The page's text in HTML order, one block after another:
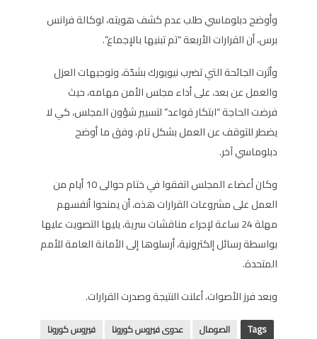
وأوضح دبلوماسي طلب عدم كشف هويته، لوكالة فرانس
برس، أن القرارات الأربعة “تم تبنيها بالإجماع”.
وأثرت الجائحة التي تضرب نيويورك بشدّة، وتوجيهات العزل
والعمل عن بعد، على أداء مجلس الأمن مهامه، حيث
فرضت الحاجة “ابتكار قواعد” لتسيير شؤون المجلس، كي لا
يضطر للتوقف عن العمل بشكل تام، وفق ما أوضح
دبلوماسي آخر.
وكان أعضاء المجلس اتفقوا في ختام حوالى 10 أيام من
العمل على مشروعات القرارات هذه، أن يمنحوا أنفسهم
مهلة 24 ساعة لإجراء مناقشات سرية، يليها التصويت عليها
بواسطة رسائل إلكترونية، أرسلوها إلى الأمانة العامة للأمم
المتحدة.
وبعد فرز الأصوات، أعلنت النتيجة وصدرت القرارات.
Tags الصومال عدوى فيروس كورونا
فيروس كورونا